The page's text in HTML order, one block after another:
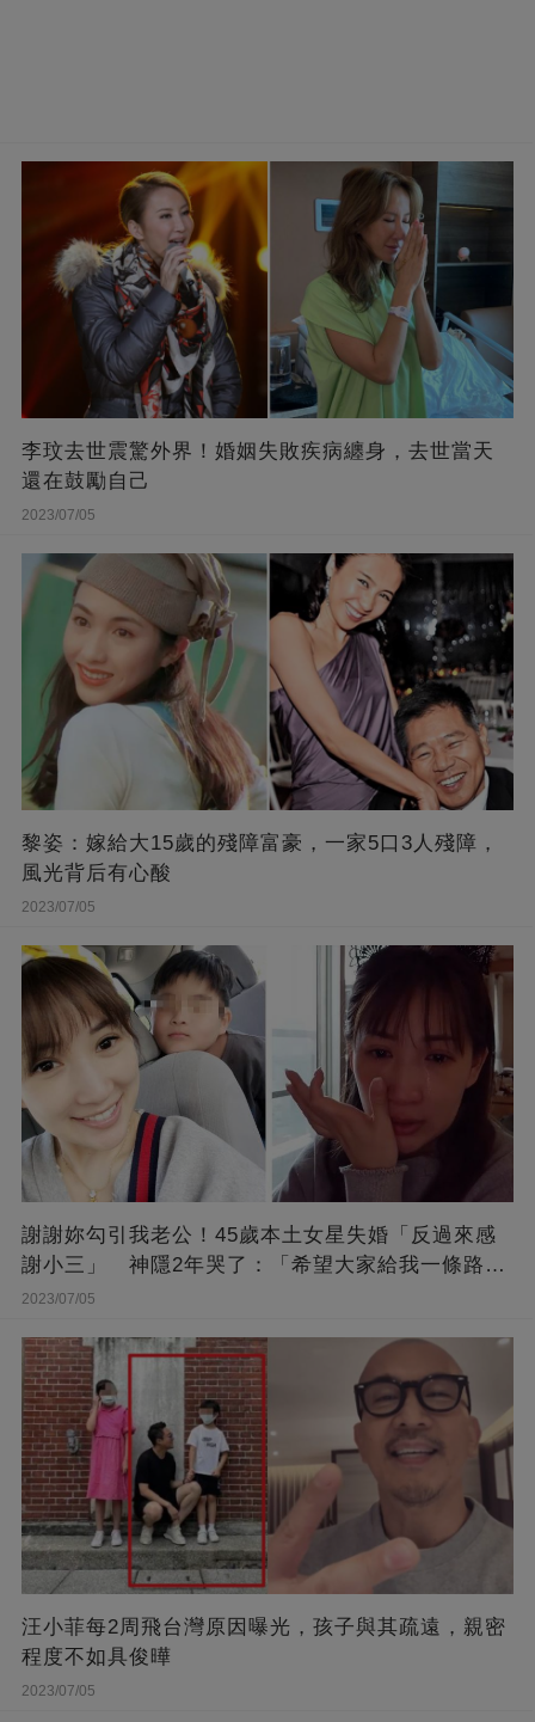
李玟去世震驚外界！婚姻失敗疾病纏身，去世當天
還在鼓勵自己
2023/07/05
黎姿：嫁給大15歲的殘障富豪，一家5口3人殘障，
風光背后有心酸
2023/07/05
謝謝妳勾引我老公！45歲本土女星失婚「反過來感
謝小三」 神隱2年哭了：「希望大家給我一條路
走...」
2023/07/05
汪小菲每2周飛台灣原因曝光，孩子與其疏遠，親密
程度不如具俊曄
2023/07/05